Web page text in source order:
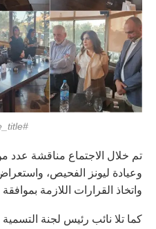
#image_title
تم خلال الاجتماع مناقشة عدد من
وعيادة ليونز الفحيص،
واتخاذ القرارات اللازمة بموافقة
كما تلا نائب رئيس لجنة